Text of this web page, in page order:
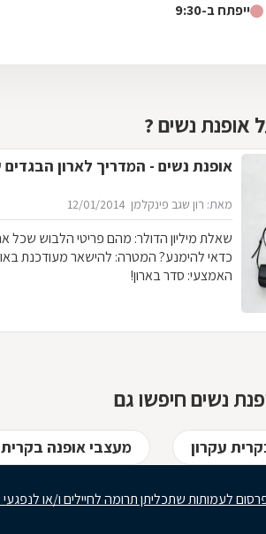
ייפתח ב-9:30
אופנת נשים ?
אופנת נשים - המדריך לארון
מאת: רון שגב פינקלמן 12/01/2014
שאלת
כדאי להימנע? המטרה: להישאר מעודכנת
האמצעי: סדר בארון!
נשים חיפשו גם
עקרון מעצבי אופנה בקרית
לעמותות שתכליתן תרומה לחיילים ו/או